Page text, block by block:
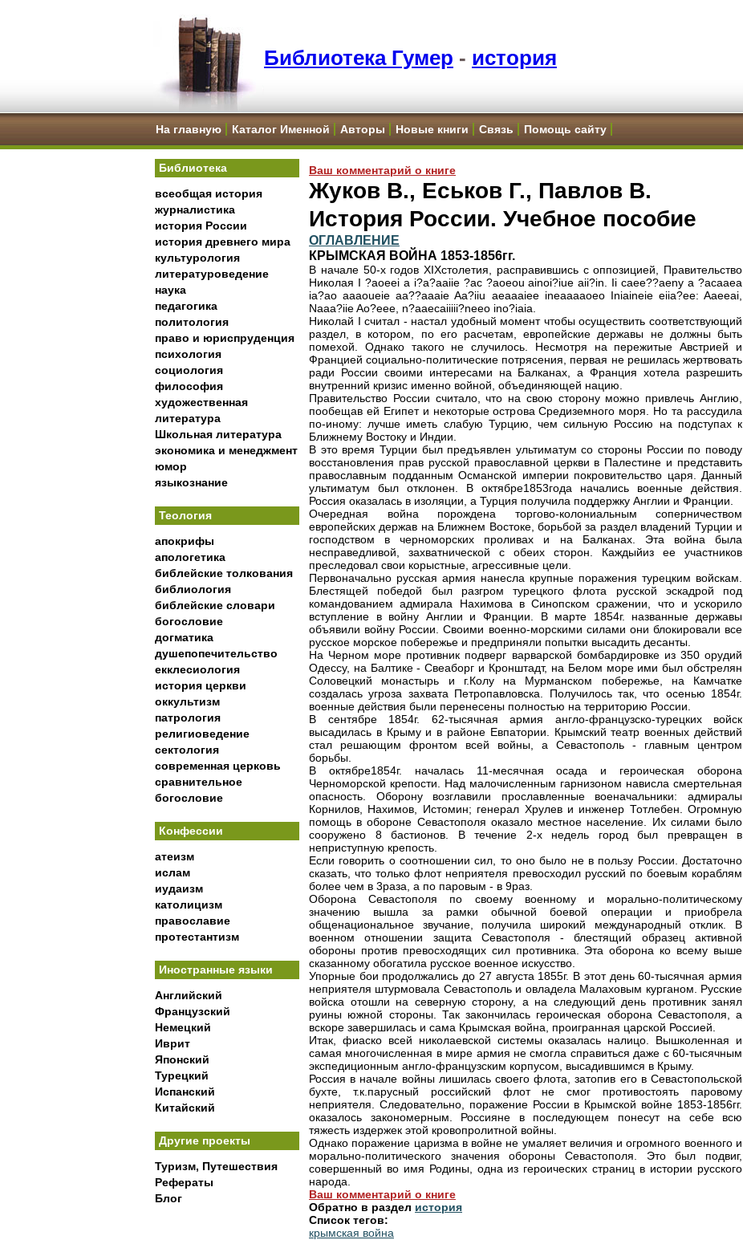
Библиотека Гумер - история
На главную Каталог Именной Авторы Новые книги Связь Помощь сайту
Библиотека
всеобщая история
журналистика
история России
история древнего мира
культурология
литературоведение
наука
педагогика
политология
право и юриспруденция
психология
социология
философия
художественная
литература
Школьная литература
экономика и менеджмент
юмор
языкознание
Теология
апокрифы
апологетика
библейские толкования
библиология
библейские словари
богословие
догматика
душепопечительство
екклесиология
история церкви
оккультизм
патрология
религиоведение
сектология
современная церковь
сравнительное
богословие
Конфессии
атеизм
ислам
иудаизм
католицизм
православие
протестантизм
Иностранные языки
Английский
Французский
Немецкий
Иврит
Японский
Турецкий
Испанский
Китайский
Другие проекты
Туризм, Путешествия
Рефераты
Блог
Ваш комментарий о книге
Жуков В., Еськов Г., Павлов В.
История России. Учебное пособие
ОГЛАВЛЕНИЕ
КРЫМСКАЯ ВОЙНА 1853-1856гг.
В начале 50-х годов XIXстолетия, расправившись с оппозицией, Правительство
Николая I ?aoeei a i?a?aaiie ?ac ?aoeou ainoi?iue aii?in. Ii caee??aeny a ?acaaea
ia?ao aaaoueie aa??aaaie Aa?iiu aeaaaiee ineaaaaoeo Iniaineie eiia?ee: Aaeeai,
Naaa?iie Ao?eee, n?aaecaiiiii?neeo ino?iaia.
Николай I считал - настал удобный момент чтобы осуществить соответствующий
раздел, в котором, по его расчетам, европейские державы не должны быть
помехой. Однако такого не случилось. Несмотря на пережитые Австрией и
Францией социально-политические потрясения, первая не решилась жертвовать
ради России своими интересами на Балканах, а Франция хотела разрешить
внутренний кризис именно войной, объединяющей нацию.
Правительство России считало, что на свою сторону можно привлечь Англию,
пообещав ей Египет и некоторые острова Средиземного моря. Но та рассудила
по-иному: лучше иметь слабую Турцию, чем сильную Россию на подступах к
Ближнему Востоку и Индии.
В это время Турции был предъявлен ультиматум со стороны России по поводу
восстановления прав русской православной церкви в Палестине и представить
православным подданным Османской империи покровительство царя. Данный
ультиматум был отклонен. В октябре1853года начались военные действия.
Россия оказалась в изоляции, а Турция получила поддержку Англии и Франции.
Очередная война порождена торгово-колониальным соперничеством
европейских держав на Ближнем Востоке, борьбой за раздел владений Турции и
господством в черноморских проливах и на Балканах. Эта война была
несправедливой, захватнической с обеих сторон. Каждыйиз ее участников
преследовал свои корыстные, агрессивные цели.
Первоначально русская армия нанесла крупные поражения турецким войскам.
Блестящей победой был разгром турецкого флота русской эскадрой под
командованием адмирала Нахимова в Синопском сражении, что и ускорило
вступление в войну Англии и Франции. В марте 1854г. названные державы
объявили войну России. Своими военно-морскими силами они блокировали все
русское морское побережье и предприняли попытки высадить десанты.
На Черном море противник подверг варварской бомбардировке из 350 орудий
Одессу, на Балтике - Свеаборг и Кронштадт, на Белом море ими был обстрелян
Соловецкий монастырь и г.Колу на Мурманском побережье, на Камчатке
создалась угроза захвата Петропавловска. Получилось так, что осенью 1854г.
военные действия были перенесены полностью на территорию России.
В сентябре 1854г. 62-тысячная армия англо-французско-турецких войск
высадилась в Крыму и в районе Евпатории. Крымский театр военных действий
стал решающим фронтом всей войны, а Севастополь - главным центром
борьбы.
В октябре1854г. началась 11-месячная осада и героическая оборона
Черноморской крепости. Над малочисленным гарнизоном нависла смертельная
опасность. Оборону возглавили прославленные военачальники: адмиралы
Корнилов, Нахимов, Истомин; генерал Хрулев и инженер Тотлебен. Огромную
помощь в обороне Севастополя оказало местное население. Их силами было
сооружено 8 бастионов. В течение 2-х недель город был превращен в
неприступную крепость.
Если говорить о соотношении сил, то оно было не в пользу России. Достаточно
сказать, что только флот неприятеля превосходил русский по боевым кораблям
более чем в 3раза, а по паровым - в 9раз.
Оборона Севастополя по своему военному и морально-политическому
значению вышла за рамки обычной боевой операции и приобрела
общенациональное звучание, получила широкий международный отклик. В
военном отношении защита Севастополя - блестящий образец активной
обороны против превосходящих сил противника. Эта оборона ко всему выше
сказанному обогатила русское военное искусство.
Упорные бои продолжались до 27 августа 1855г. В этот день 60-тысячная армия
неприятеля штурмовала Севастополь и овладела Малаховым курганом. Русские
войска отошли на северную сторону, а на следующий день противник занял
руины южной стороны. Так закончилась героическая оборона Севастополя, а
вскоре завершилась и сама Крымская война, проигранная царской Россией.
Итак, фиаско всей николаевской системы оказалась налицо. Вышколенная и
самая многочисленная в мире армия не смогла справиться даже с 60-тысячным
экспедиционным англо-французским корпусом, высадившимся в Крыму.
Россия в начале войны лишилась своего флота, затопив его в Севастопольской
бухте, т.к.парусный российский флот не смог противостоять паровому
неприятеля. Следовательно, поражение России в Крымской войне 1853-1856гг.
оказалось закономерным. Россияне в последующем понесут на себе всю
тяжесть издержек этой кровопролитной войны.
Однако поражение царизма в войне не умаляет величия и огромного военного и
морально-политического значения обороны Севастополя. Это был подвиг,
совершенный во имя Родины, одна из героических страниц в истории русского
народа.
Ваш комментарий о книге
Обратно в раздел история
Список тегов:
крымская война